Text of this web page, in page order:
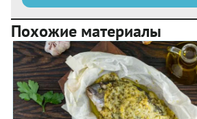
Похожие материалы